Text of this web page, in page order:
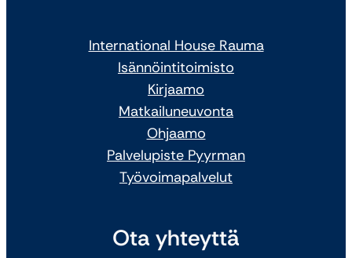
International House Rauma
Isännöintitoimisto
Kirjaamo
Matkailuneuvonta
Ohjaamo
Palvelupiste Pyyrman
Työvoimapalvelut
Ota yhteyttä